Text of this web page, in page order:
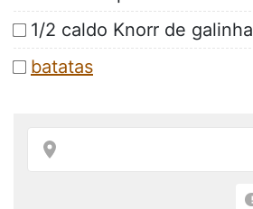
1/2 caldo Knorr de galinha
batatas